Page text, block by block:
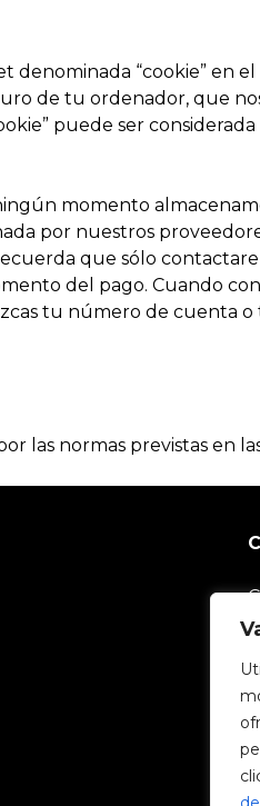
“cookie” en el
de tu ordenador, que
puede ser
momento
por nuestros
que sólo
del pago. Cuando
tu número de cuenta
las normas previstas en